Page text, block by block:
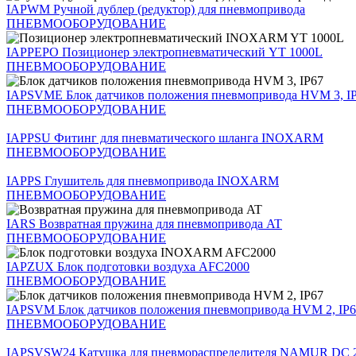
IAPWM Ручной дублер (редуктор) для пневмопривода
ПНЕВМООБОРУДОВАНИЕ
IAPPEPO Позиционер электропневматический YT 1000L
ПНЕВМООБОРУДОВАНИЕ
IAPSVME Блок датчиков положения пневмопривода HVM 3,
ПНЕВМООБОРУДОВАНИЕ
IAPPSU Фитинг для пневматического шланга INOXARM
ПНЕВМООБОРУДОВАНИЕ
IAPPS Глушитель для пневмопривода INOXARM
ПНЕВМООБОРУДОВАНИЕ
IARS Возвратная пружина для пневмопривода AT
ПНЕВМООБОРУДОВАНИЕ
IAPZUX Блок подготовки воздуха AFC2000
ПНЕВМООБОРУДОВАНИЕ
IAPSVM Блок датчиков положения пневмопривода HVM 2,
ПНЕВМООБОРУДОВАНИЕ
IAPSVSW24 Катушка для пневмораспределителя NAMUR